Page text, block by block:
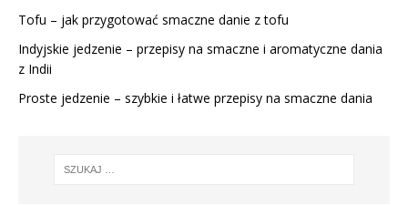
Tofu – jak przygotować smaczne danie z tofu
Indyjskie jedzenie – przepisy na smaczne i aromatyczne dania
z Indii
Proste jedzenie – szybkie i łatwe przepisy na smaczne dania